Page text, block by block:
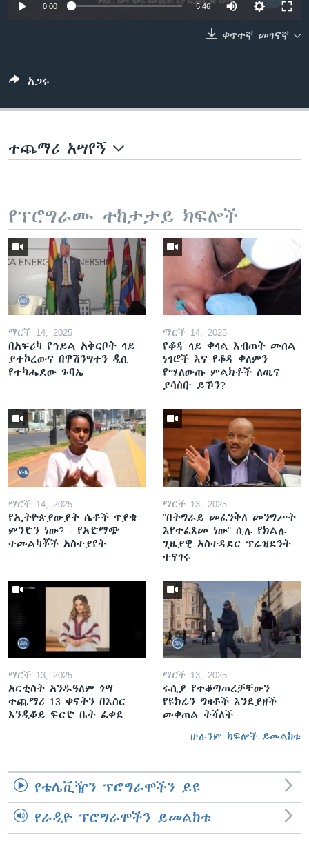
0:00 5:46
ቀጥተኛ መገናኛ
አጋሩ
ተጨማሪ አሣየኝ
የፕሮግራሙ ተከታታይ ክፍሎች
ማርች 14, 2025
በአፍሪካ የኅይል አቅርቦት ላይ
ያተኮረውና በዋሽንግተን ዲሲ
የተካሔደው ጉባኤ
ማርች 14, 2025
የቆዳ ላይ ቀላል እብጠት መሰል
ነገሮች እና የቆዳ ቀለምን
የሚለውጡ ምልክቶች ለጤና
ያሳስቡ ይኾን?
ማርች 14, 2025
የኢትዮጵያውያት ሴቶች ጥያቄ
ምንድን ነው? - የአድማጭ
ተመልካቾች አስተያየት
ማርች 13, 2025
"በትግራይ መፈንቅለ መንግሥት
እየተፈጸመ ነው" ሲሉ የክልሉ
ጊዜያዊ አስተዳደር ፕሬዝደንት
ተናገሩ
ማርች 13, 2025
አርቲስት አንዱዓለም ጎሣ
ተጨማሪ 13 ቀናትን በእስር
እንዲቆይ ፍርድ ቤት ፈቀደ
ማርች 13, 2025
ሩሲያ የተቆጣጠረቻቸውን
የዩክሬን ግዛቶች እንደያዘች
መቀጠል ትሻለች
ሁሉንም ክፍሎች ይመልከቱ
የቴሌቪዥን ፕሮግራሞችን ይዩ
የራዲዮ ፕሮግራሞችን ይመልከቱ